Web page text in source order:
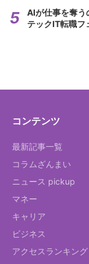
AIが仕事を奪
テックIT転職フ
コンテンツ
最新記事一覧
コラムざんまい
ニュース pickup
マネー
キャリア
ビジネス
アクセスランキング